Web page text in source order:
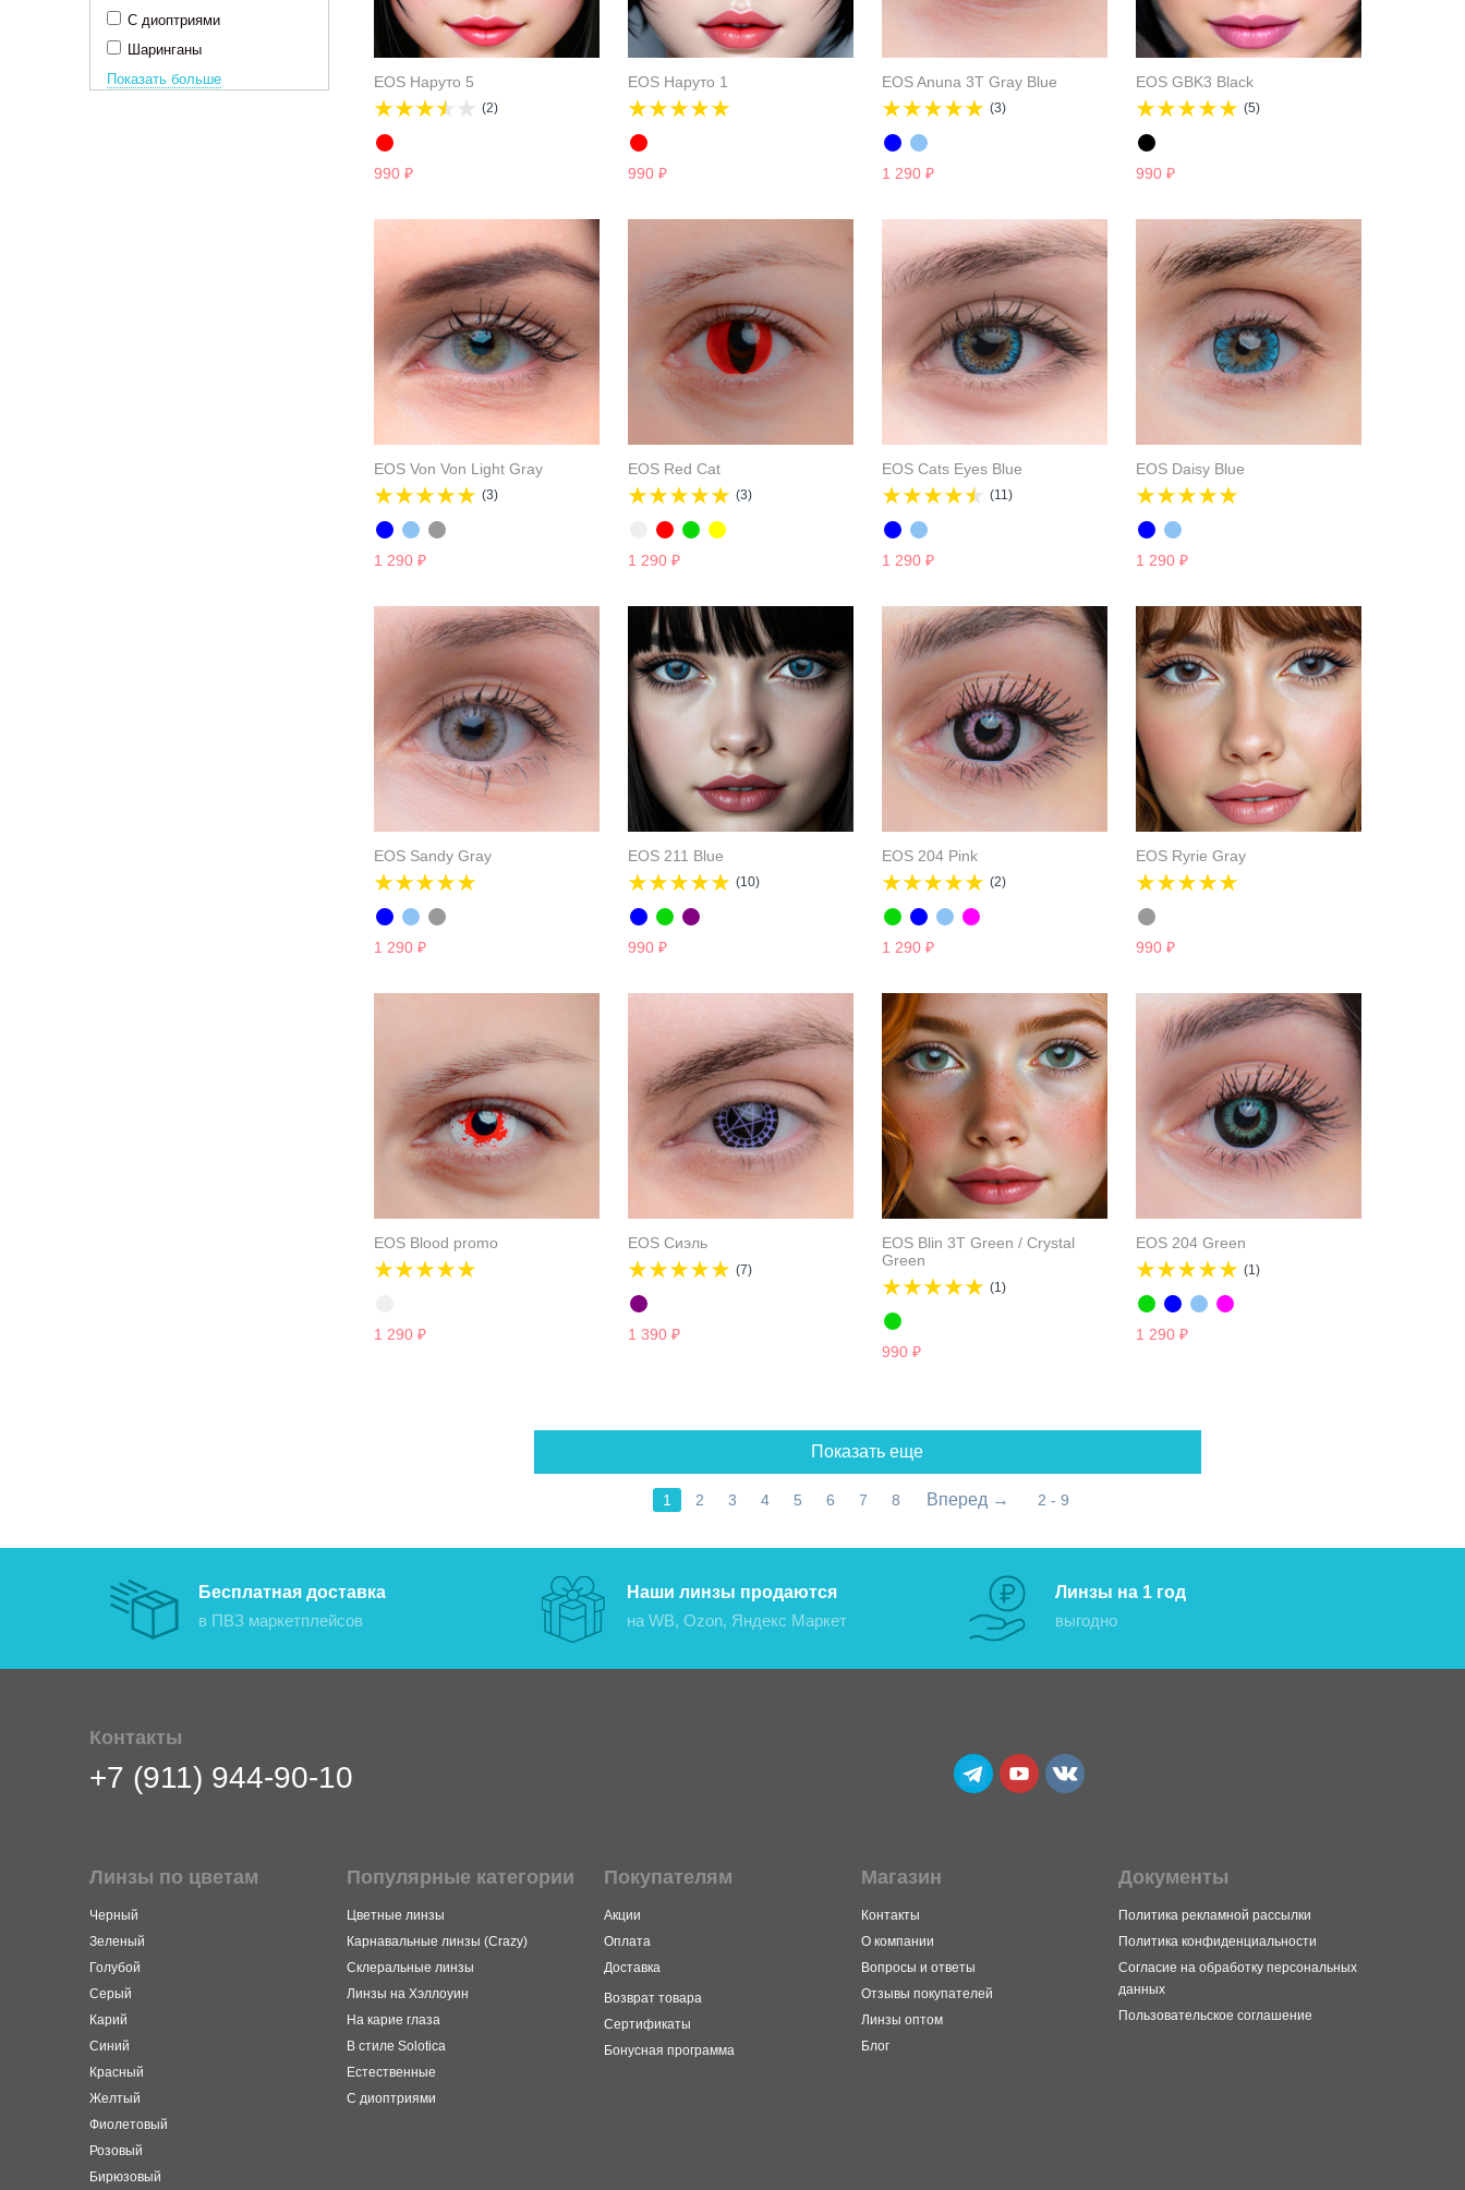
С диоптриями
Шаринганы
Показать больше
EOS Наруто 5
(2)
990 ₽
EOS Наруто 1
990 ₽
EOS Anuna 3T Gray Blue
(3)
1 290 ₽
EOS GBK3 Black
(5)
990 ₽
EOS Von Von Light Gray
(3)
1 290 ₽
EOS Red Cat
(3)
1 290 ₽
EOS Cats Eyes Blue
(11)
1 290 ₽
EOS Daisy Blue
1 290 ₽
EOS Sandy Gray
1 290 ₽
EOS 211 Blue
(10)
990 ₽
EOS 204 Pink
(2)
1 290 ₽
EOS Ryrie Grаy
990 ₽
EOS Blood promo
1 290 ₽
EOS Сиэль
(7)
1 390 ₽
EOS Blin 3T Green / Crystal
Green
(1)
990 ₽
EOS 204 Green
(1)
1 290 ₽
Показать еще
1 2 3 4 5 6 7 8 Вперед → 2 - 9
Бесплатная доставка
в ПВЗ маркетплейсов
Наши линзы продаются
на WB, Ozon, Яндекс Маркет
Линзы на 1 год
выгодно
Контакты
+7 (911) 944-90-10
Линзы по цветам
Черный
Зеленый
Голубой
Серый
Карий
Синий
Красный
Желтый
Фиолетовый
Розовый
Бирюзовый
Популярные категории
Цветные линзы
Карнавальные линзы (Crazy)
Склеральные линзы
Линзы на Хэллоуин
На карие глаза
В стиле Solotica
Естественные
С диоптриями
Покупателям
Акции
Оплата
Доставка
Возврат товара
Сертификаты
Бонусная программа
Магазин
Контакты
О компании
Вопросы и ответы
Отзывы покупателей
Линзы оптом
Блог
Документы
Политика рекламной рассылки
Политика конфиденциальности
Согласие на обработку персональных
данных
Пользовательское соглашение